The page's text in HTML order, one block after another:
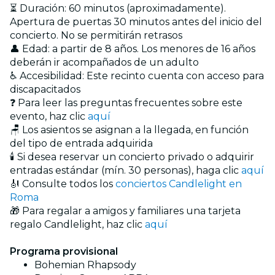
⏳ Duración: 60 minutos (aproximadamente).
Apertura de puertas 30 minutos antes del inicio del
concierto. No se permitirán retrasos
👤 Edad: a partir de 8 años. Los menores de 16 años
deberán ir acompañados de un adulto
♿ Accesibilidad: Este recinto cuenta con acceso para
discapacitados
❓ Para leer las preguntas frecuentes sobre este
evento, haz clic aquí
🪑 Los asientos se asignan a la llegada, en función
del tipo de entrada adquirida
🕯️ Si desea reservar un concierto privado o adquirir
entradas estándar (mín. 30 personas), haga clic aquí
🎻 Consulte todos los conciertos Candlelight en
Roma
🎁 Para regalar a amigos y familiares una tarjeta
regalo Candlelight, haz clic aquí
Programa provisional
Bohemian Rhapsody